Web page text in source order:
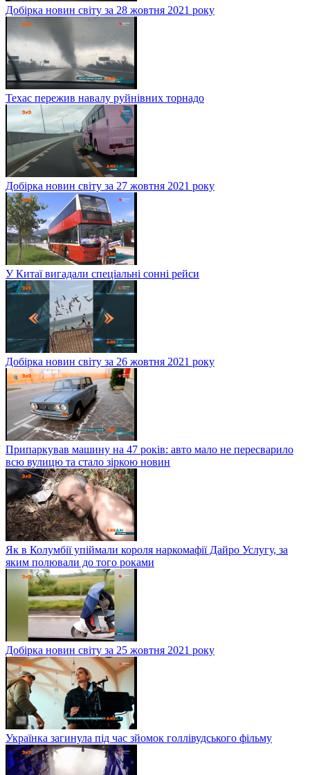
Добірка новин світу за 28 жовтня 2021 року
Техас пережив навалу руйнівних торнадо
Добірка новин світу за 27 жовтня 2021 року
У Китаї вигадали спеціальні сонні рейси
Добірка новин світу за 26 жовтня 2021 року
Припаркував машину на 47 років: авто мало не пересварило
всю вулицю та стало зіркою новин
Як в Колумбії упіймали короля наркомафії Дайро Услугу, за
яким полювали до того роками
Добірка новин світу за 25 жовтня 2021 року
Українка загинула під час зйомок голлівудського фільму